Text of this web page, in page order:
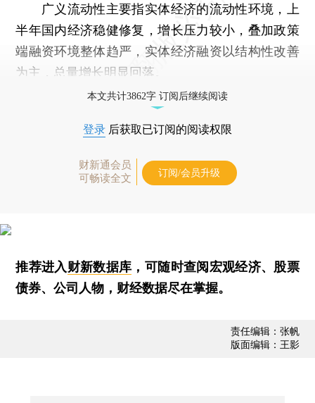
广义流动性主要指实体经济的流动性环境，上
半年国内经济稳健修复，增长压力较小，叠加政策
端融资环境整体趋严，实体经济融资以结构性改善
为主，总量增长明显回落。
本文共计3862字 订阅后继续阅读
登录 后获取已订阅的阅读权限
财新通会员
可畅读全文
订阅/会员升级
推荐进入财新数据库 ，可随时查阅宏观经济、股票
债券、公司人物，财经数据尽在掌握。
责任编辑：张帆
版面编辑：王影